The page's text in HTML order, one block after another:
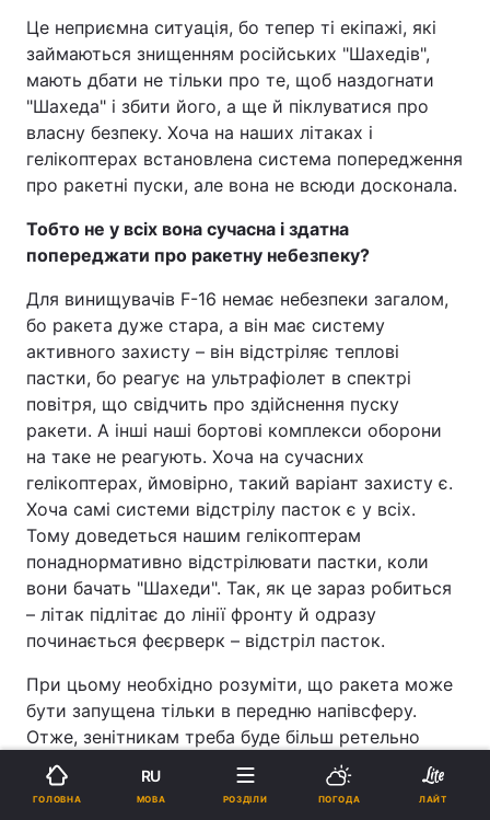
Це неприємна ситуація, бо тепер ті екіпажі, які
займаються знищенням російських "Шахедів",
мають дбати не тільки про те, щоб наздогнати
"Шахеда" і збити його, а ще й піклуватися про
власну безпеку. Хоча на наших літаках і
гелікоптерах встановлена система попередження
про ракетні пуски, але вона не всюди досконала.
Тобто не у всіх вона сучасна і здатна
попереджати про ракетну небезпеку?
Для винищувачів F-16 немає небезпеки загалом,
бо ракета дуже стара, а він має систему
активного захисту – він відстріляє теплові
пастки, бо реагує на ультрафіолет в спектрі
повітря, що свідчить про здійснення пуску
ракети. А інші наші бортові комплекси оборони
на таке не реагують. Хоча на сучасних
гелікоптерах, ймовірно, такий варіант захисту є.
Хоча самі системи відстрілу пасток є у всіх.
Тому доведеться нашим гелікоптерам
понаднормативно відстрілювати пастки, коли
вони бачать "Шахеди". Так, як це зараз робиться
– літак підлітає до лінії фронту й одразу
починається феєрверк – відстріл пасток.
При цьому необхідно розуміти, що ракета може
бути запущена тільки в передню напівсферу.
Отже, зенітникам треба буде більш ретельно
слідкувати, чи немає за нашим гелікоптером на
відстані 10 км ще одного "Шахеда". Тобто
ГОЛОВНА
RU
МОВА РОЗДІЛИ ПОГОДА ЛАЙТ